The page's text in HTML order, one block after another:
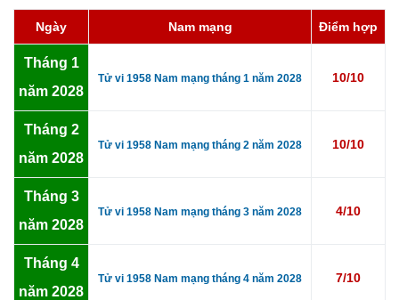
Ngày Nam mạng Điểm hợp
Tháng 1
năm 2028
Tử vi 1958 Nam mạng tháng 1 năm 2028 10/10
Tháng 2
năm 2028
Tử vi 1958 Nam mạng tháng 2 năm 2028 10/10
Tháng 3
năm 2028
Tử vi 1958 Nam mạng tháng 3 năm 2028 4/10
Tháng 4
năm 2028
Tử vi 1958 Nam mạng tháng 4 năm 2028 7/10